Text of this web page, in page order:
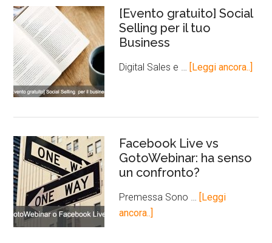
[Evento gratuito] Social
Selling per il tuo
Business
Digital Sales e … [Leggi ancora..]
Facebook Live vs
GotoWebinar: ha senso
un confronto?
Premessa Sono … [Leggi
ancora..]